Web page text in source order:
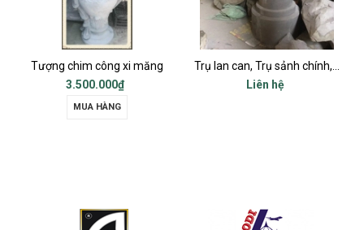
Tượng chim công xi măng
3.500.000₫
MUA HÀNG
Liên hệ